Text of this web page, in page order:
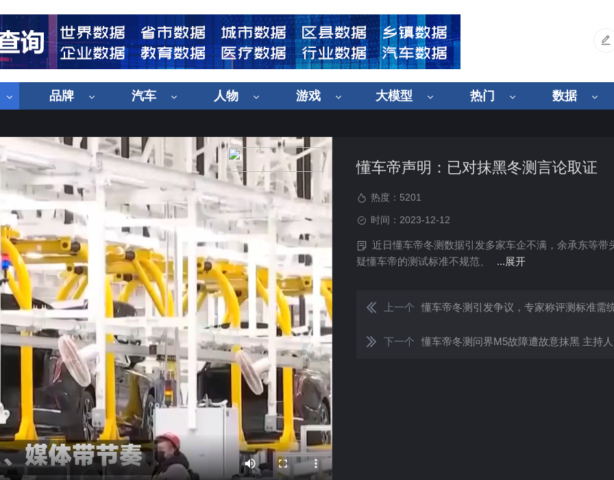
品牌 汽车 人物 游戏 大模型 热门 数据
懂车帝声明：已对抹黑冬测言论取证
热度： 5201
时间：2023-12-12
近日懂车帝冬测数据引发多家车企不满，余承东等带
疑懂车帝的测试标准不规范、
...展开
上一个 懂车帝冬测引发争议，专家称评测标准需
下一个